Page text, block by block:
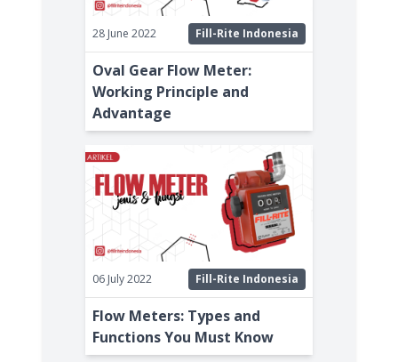
28 June 2022 Fill-Rite Indonesia
Oval Gear Flow Meter:
Working Principle and
Advantage
06 July 2022 Fill-Rite Indonesia
Flow Meters: Types and
Functions You Must Know